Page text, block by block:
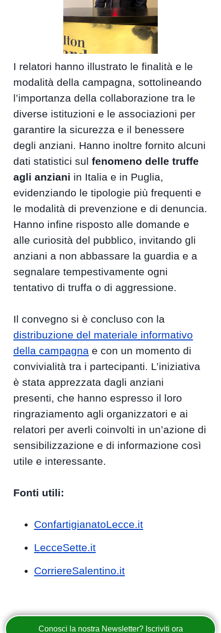
I relatori hanno illustrato le finalità e le
modalità della campagna, sottolineando
l’importanza della collaborazione tra le
diverse istituzioni e le associazioni per
garantire la sicurezza e il benessere
degli anziani. Hanno inoltre fornito alcuni
dati statistici sulfenomeno delle truffe
agli anziani in Italia e in Puglia,
evidenziando le tipologie più frequenti e
le modalità di prevenzione e di denuncia.
Hanno infine risposto alle domande e
alle curiosità del pubblico, invitando gli
anziani a non abbassare la guardia e a
segnalare tempestivamente ogni
tentativo di truffa o di aggressione.
Il convegno si è concluso con la
distribuzione del materiale informativo
della campagna e con un momento di
convivialità tra i partecipanti. L’iniziativa
è stata apprezzata dagli anziani
presenti, che hanno espresso il loro
ringraziamento agli organizzatori e ai
relatori per averli coinvolti in un’azione di
sensibilizzazione e di informazione così
utile e interessante.
Fonti utili:
ConfartigianatoLecce.it
LecceSette.it
CorriereSalentino.it
Conosci la nostra Newsletter? Iscriviti ora